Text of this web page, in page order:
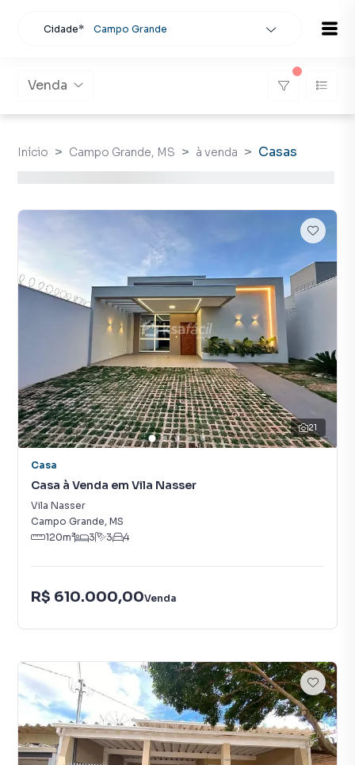
Cidade* Campo Grande
Venda
Início Campo Grande, MS à venda Casas
21
Casa
Casa à Venda em Vila Nasser
Vila Nasser
Campo Grande, MS
120m² 3 3 4
R$ 610.000,00Venda